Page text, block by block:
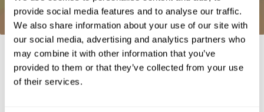
provide social media features and to analyse our traffic.
We also share information about your use of our site with
our social media, advertising and analytics partners who
may combine it with other information that you’ve
provided to them or that they’ve collected from your use
of their services.
Referências
Whiteside, A. (2002) A synopsis of the Vienna Test System: A
computer aided psychological diagnosis. JOPED, 5 (1), 41–50.